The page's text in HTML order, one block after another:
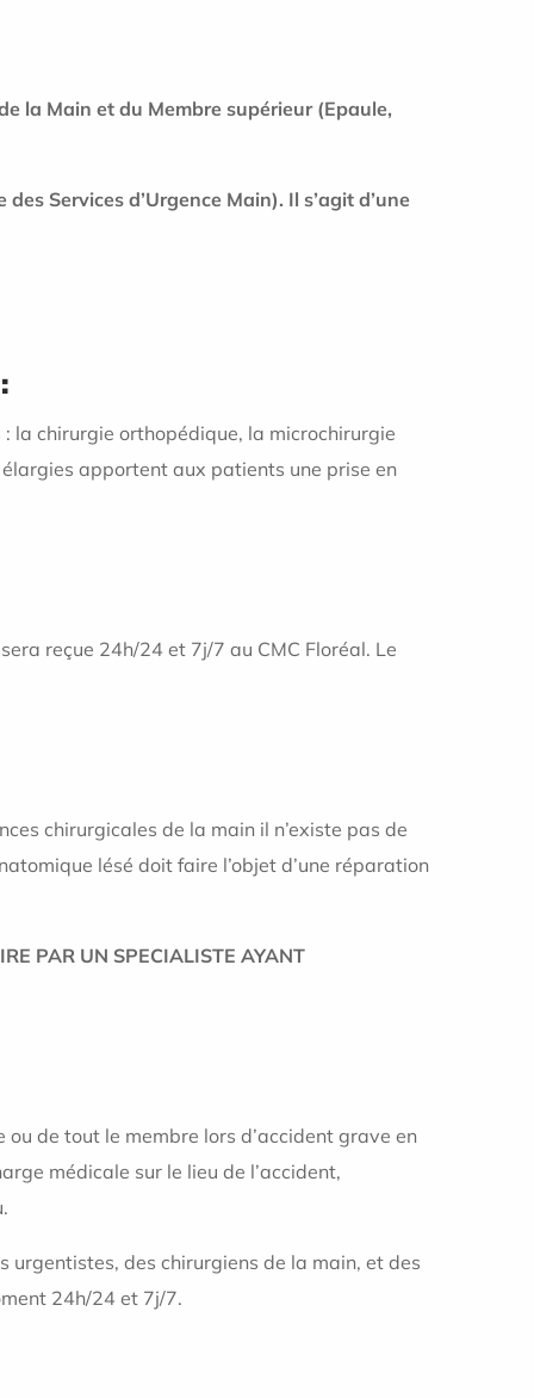
la Main et du Membre supérieur (Epaule,
Services d’Urgence Main). Il s’agit d’une
la chirurgie orthopédique, la microchirurgie
apportent aux patients une prise en
reçue 24h/24 et 7j/7 au CMC Floréal. Le
chirurgicales de la main il n’existe pas de
lésé doit faire l’objet d’une réparation
PAR UN SPECIALISTE AYANT
de tout le membre lors d’accident grave en
médicale sur le lieu de l’accident,
urgentistes, des chirurgiens de la main, et des
24h/24 et 7j/7.